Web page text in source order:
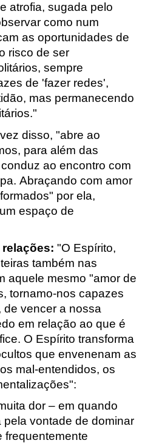
atrofia, sugada pelo
como num
as oportunidades de
risco de ser
sempre
de 'fazer redes',
mas permanecendo
disso, "abre ao
para além das
ao encontro com
Abraçando com amor
por ela,
espaço de
"O Espírito,
também nas
aquele mesmo "amor de
tornamo-nos capazes
de vencer a nossa
em relação ao que é
O Espírito transforma
que envenenam as
mal-entendidos, os
":
dor – em quando
vontade de dominar
frequentemente